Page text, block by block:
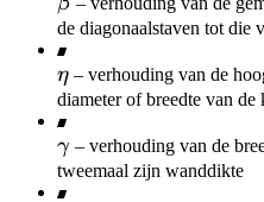
de diagonaalstaven tot die
\eta
η– verhouding van de
diameter of breedte van de
\gamma
γ – verhouding van de
tweemaal zijn wanddikte